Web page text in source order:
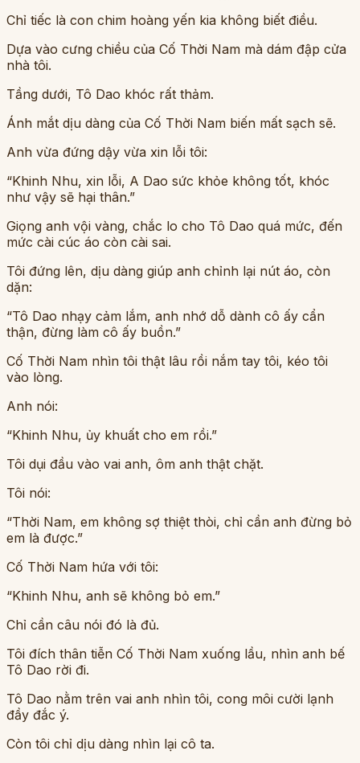
Chỉ tiếc là con chim hoàng yến kia không biết điều.
Dựa vào cưng chiều của Cố Thời Nam mà dám đập cửa
nhà tôi.
Tầng dưới, Tô Dao khóc rất thảm.
Ánh mắt dịu dàng của Cố Thời Nam biến mất sạch sẽ.
Anh vừa đứng dậy vừa xin lỗi tôi:
“Khinh Nhu, xin lỗi, A Dao sức khỏe không tốt, khóc
như vậy sẽ hại thân.”
Giọng anh vội vàng, chắc lo cho Tô Dao quá mức, đến
mức cài cúc áo còn cài sai.
Tôi đứng lên, dịu dàng giúp anh chỉnh lại nút áo, còn
dặn:
“Tô Dao nhạy cảm lắm, anh nhớ dỗ dành cô ấy cẩn
thận, đừng làm cô ấy buồn.”
Cố Thời Nam nhìn tôi thật lâu rồi nắm tay tôi, kéo tôi
vào lòng.
Anh nói:
“Khinh Nhu, ủy khuất cho em rồi.”
Tôi dụi đầu vào vai anh, ôm anh thật chặt.
Tôi nói:
“Thời Nam, em không sợ thiệt thòi, chỉ cần anh đừng bỏ
em là được.”
Cố Thời Nam hứa với tôi:
“Khinh Nhu, anh sẽ không bỏ em.”
Chỉ cần câu nói đó là đủ.
Tôi đích thân tiễn Cố Thời Nam xuống lầu, nhìn anh bế
Tô Dao rời đi.
Tô Dao nằm trên vai anh nhìn tôi, cong môi cười lạnh
đầy đắc ý.
Còn tôi chỉ dịu dàng nhìn lại cô ta.